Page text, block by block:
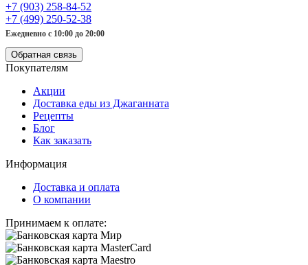
+7 (903) 258-84-52
+7 (499) 250-52-38
Ежедневно с 10:00 до 20:00
Обратная связь
Покупателям
Акции
Доставка еды из Джаганната
Рецепты
Блог
Как заказать
Информация
Доставка и оплата
О компании
Принимаем к оплате: